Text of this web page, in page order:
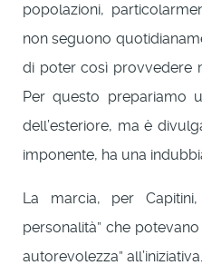
popolazioni,
non seguono
di poter così provvedere
Per questo prepariamo
dell’esteriore, ma è
imponente, ha una
La marcia, per
personalità” che
autorevolezza” all’iniziativa.